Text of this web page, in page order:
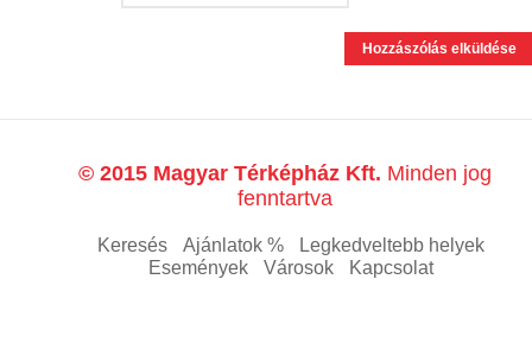
© 2015 Magyar Térképház Kft. Minden jog
fenntartva
Keresés Ajánlatok %
Legkedveltebb helyek
Események
Városok Kapcsolat